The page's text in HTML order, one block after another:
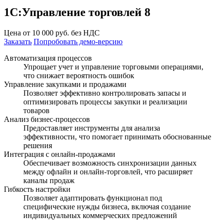
1С:Управление торговлей 8
Цена от 10 000 руб. без НДС
Заказать Попробовать демо-версию
Автоматизация процессов
Упрощает учет и управление торговыми операциями,
что снижает вероятность ошибок
Управление закупками и продажами
Позволяет эффективно контролировать запасы и
оптимизировать процессы закупки и реализации
товаров
Анализ бизнес-процессов
Предоставляет инструменты для анализа
эффективности, что помогает принимать обоснованные
решения
Интеграция с онлайн-продажами
Обеспечивает возможность синхронизации данных
между офлайн и онлайн-торговлей, что расширяет
каналы продаж
Гибкость настройки
Позволяет адаптировать функционал под
специфические нужды бизнеса, включая создание
индивидуальных коммерческих предложений